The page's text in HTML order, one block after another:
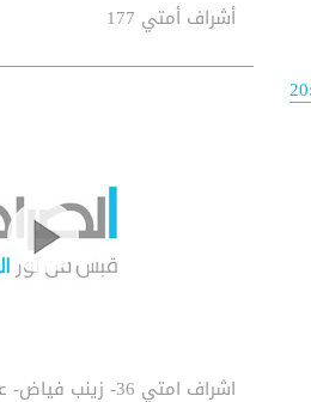
أشراف أمتي 177
اشراف امتي 36- زينب فياض- عبير عسيلي